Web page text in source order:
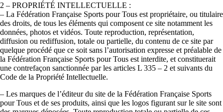
2 – PROPRIÉTÉ INTELLECTUELLE :
– La Fédération Française Sports pour Tous est propriétaire, ou titulaire
des droits, de tous les éléments qui composent ce site notamment les
données, photos et vidéos. Toute reproduction, représentation,
diffusion ou rediffusion, totale ou partielle, du contenu de ce site par
quelque procédé que ce soit sans l’autorisation expresse et préalable de
la Fédération Française Sports pour Tous est interdite, et constituerait
une contrefaçon sanctionnée par les articles L 335 – 2 et suivants du
Code de la Propriété Intellectuelle.
– Les marques de l’éditeur du site de la Fédération Française Sports
pour Tous et de ses produits, ainsi que les logos figurant sur le site sont